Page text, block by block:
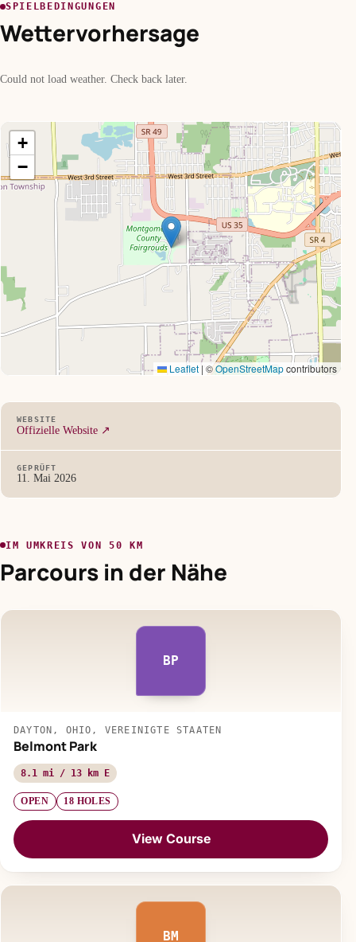
SPIELBEDINGUNGEN
Wettervorhersage
Could not load weather. Check back later.
+
−
Leaflet | ©OpenStreetMapcontributors
WEBSITE
Offizielle Website ↗
GEPRÜFT
11. Mai 2026
IM UMKREIS VON 50 KM
Parcours in der Nähe
BP
DAYTON, OHIO, VEREINIGTE STAATEN
Belmont Park
8.1 mi / 13 km E
OPEN 18 HOLES
View Course
BM